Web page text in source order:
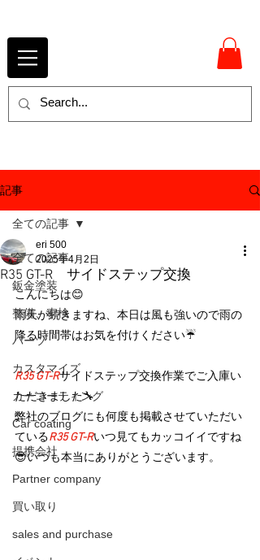
記事
全ての記事
鈑金塗装
整備、車検
パーツ
カスタマイズ
カーコーティング
Car coating
提携会社
Partner company
買い取り
sales and purchase
全ての記事
R35 GT-R サイドステップ交換
eri 500
2025年4月2日
こんにちは😊
雨天が続きますね、本日は風も強いので雨の
降る時間帯はお気を付けください☔
R35 GT-Rサイドステップ交換作業でご入庫い
ただきました🔧
弊社のブログにも何度も掲載させていただい
ているR35 GT-Rいつ見てもカッコイイですね
😎いつも本当にありがとうございます。